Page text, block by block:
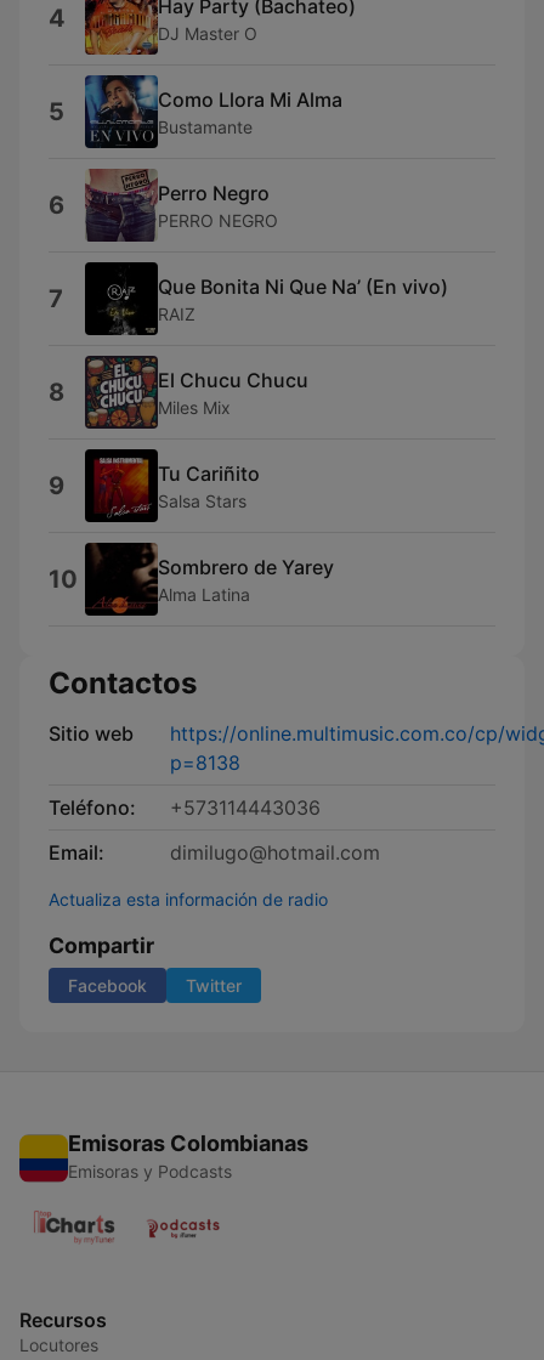
4 Hay Party (Bachateo)
DJ Master O
5 Como Llora Mi Alma
Bustamante
6 Perro Negro
PERRO NEGRO
7 Que Bonita Ni Que Na’ (En vivo)
RAIZ
8 El Chucu Chucu
Miles Mix
9 Tu Cariñito
Salsa Stars
10 Sombrero de Yarey
Alma Latina
Contactos
Sitio web
https://online.multimusic.com.co/cp/
p=8138
Teléfono:
+573114443036
Email:
dimilugo@hotmail.com
Actualiza esta información de radio
Compartir
Facebook Twitter
Emisoras Colombianas
Emisoras y Podcasts
Recursos
Locutores